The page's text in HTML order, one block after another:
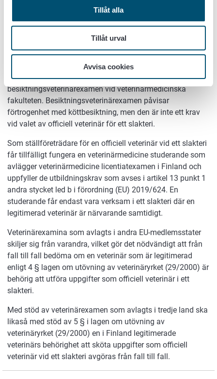
Tillåt alla
Tillåt urval
Avvisa cookies
kompetenskraven för en officiell veterinär
(besiktningsveterinär) som är verksam i ett slakteri.
En veterinär som är utexaminerad från Helsingfors
universitets veterinärmedicinska fakultet och legitimerad i
Finland uppfyller behörighetsvillkoren för en officiell
veterinär. Efter examen kan veterinärerna avlägga
besiktningsveterinärexamen vid veterinärmedicinska
fakulteten. Besiktningsveterinärexamen påvisar
förtrogenhet med köttbesiktning, men den är inte ett krav
vid valet av officiell veterinär för ett slakteri.
Som ställföreträdare för en officiell veterinär vid ett slakteri
får tillfälligt fungera en veterinärmedicine studerande som
avlägger veterinärmedicine licentiatexamen i Finland och
uppfyller de utbildningskrav som avses i artikel 13 punkt 1
andra stycket led b i förordning (EU) 2019/624. En
studerande får endast vara verksam i ett slakteri där en
legitimerad veterinär är närvarande samtidigt.
Veterinärexamina som avlagts i andra EU-medlemsstater
skiljer sig från varandra, vilket gör det nödvändigt att från
fall till fall bedöma om en veterinär som är legitimerad
enligt 4 § lagen om utövning av veterinäryrket (29/2000) är
behörig att utföra uppgifter som officiell veterinär i ett
slakteri.
Med stöd av veterinärexamen som avlagts i tredje land ska
likaså med stöd av 5 § i lagen om utövning av
veterinäryrket (29/2000) en i Finland legitimerade
veterinärs behörighet att sköta uppgifter som officiell
veterinär vid ett slakteri avgöras från fall till fall.